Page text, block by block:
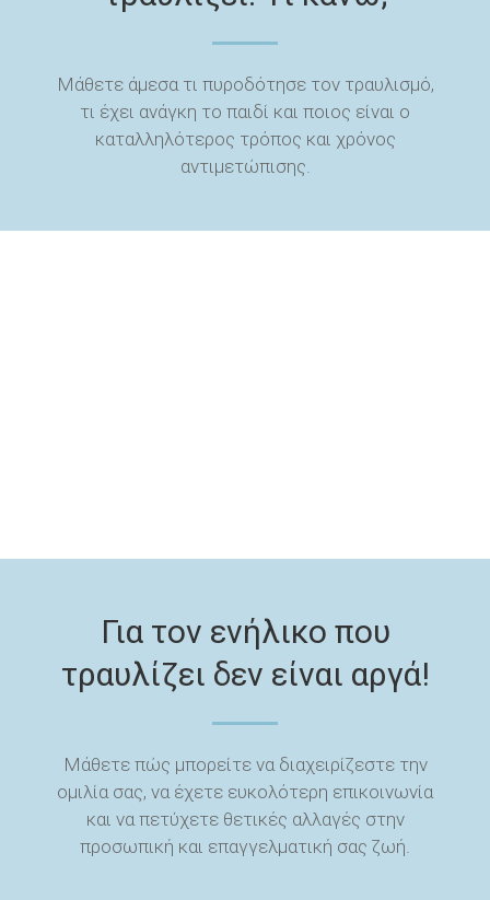
Μάθετε άμεσα τι πυροδότησε τον τραυλισμό,
τι έχει ανάγκη το παιδί και ποιος είναι ο
καταλληλότερος τρόπος και χρόνος
αντιμετώπισης.
Για τον ενήλικο που
τραυλίζει δεν είναι αργά!
Μάθετε πώς μπορείτε να διαχειρίζεστε την
ομιλία σας, να έχετε ευκολότερη επικοινωνία
και να πετύχετε θετικές αλλαγές στην
προσωπική και επαγγελματική σας ζωή.